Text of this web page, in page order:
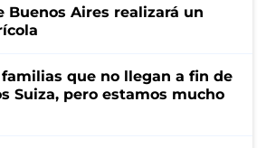
Buenos Aires realizará un
que no llegan a fin de
Suiza, pero estamos mucho